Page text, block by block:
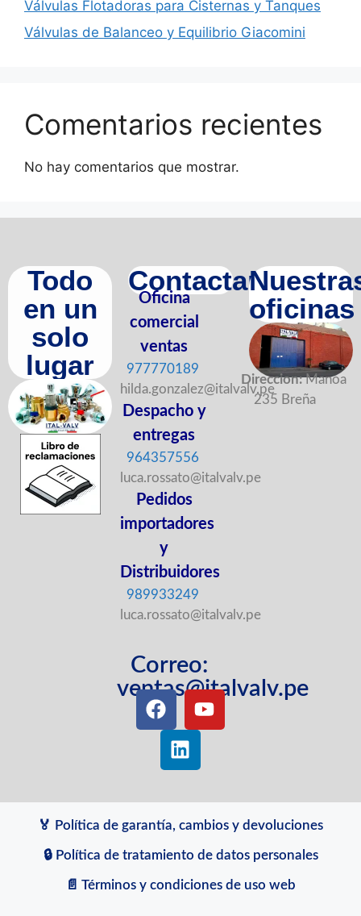
Válvulas Flotadoras para Cisternas y Tanques
Válvulas de Balanceo y Equilibrio Giacomini
Comentarios recientes
No hay comentarios que mostrar.
Todo
en un
solo
lugar
Contactanos
Oficina
comercial
ventas
977770189
hilda.gonzalez@italvalv.pe
Despacho y
entregas
964357556
luca.rossato@italvalv.pe
Pedidos
importadores
y
Distribuidores
989933249
luca.rossato@italvalv.pe
Correo:
ventas@italvalv.pe
oficinas
Direccion:Manoa
235 Breña
🏅 Política de garantía, cambios y devoluciones
🔒 Política de tratamiento de datos personales
📄 Términos y condiciones de uso web